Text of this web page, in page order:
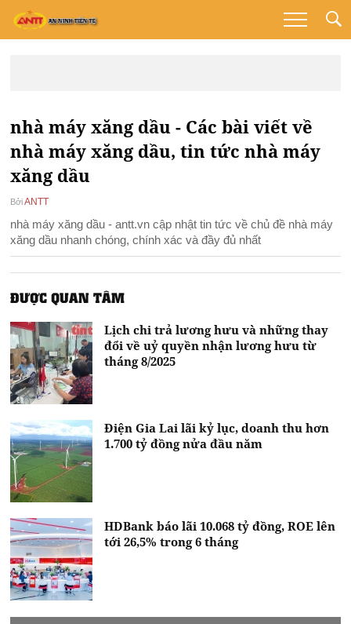
nhà máy xăng dầu - Các bài viết về
nhà máy xăng dầu, tin tức nhà máy
xăng dầu
Bởi ANTT
nhà máy xăng dầu - antt.vn cập nhật tin tức về chủ đề nhà máy
xăng dầu nhanh chóng, chính xác và đầy đủ nhất
ĐƯỢC QUAN TÂM
Lịch chi trả lương hưu và những thay
đổi về uỷ quyền nhận lương hưu từ
tháng 8/2025
Điện Gia Lai lãi kỷ lục, doanh thu hơn
1.700 tỷ đồng nửa đầu năm
HDBank báo lãi 10.068 tỷ đồng, ROE lên
tới 26,5% trong 6 tháng